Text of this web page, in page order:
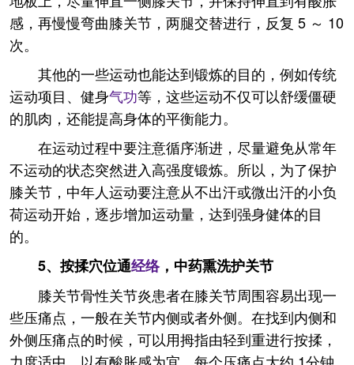
感，再慢慢弯曲膝关节，两腿交替进行，反复 5 ～ 10
次。
其他的一些运动也能达到锻炼的目的，例如传统
运动项目、健身气功等，这些运动不仅可以舒缓僵硬
的肌肉，还能提高身体的平衡能力。
在运动过程中要注意循序渐进，尽量避免从常年
不运动的状态突然进入高强度锻炼。所以，为了保护
膝关节，中年人运动要注意从不出汗或微出汗的小负
荷运动开始，逐步增加运动量，达到强身健体的目
的。
5、按揉穴位通经络，中药熏洗护关节
膝关节骨性关节炎患者在膝关节周围容易出现一
些压痛点，一般在关节内侧或者外侧。在找到内侧和
外侧压痛点的时候，可以用拇指由轻到重进行按揉，